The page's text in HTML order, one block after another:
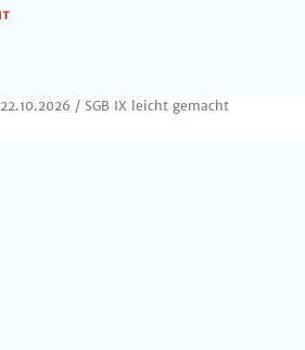
22.10.2026 / SGB IX leicht gemacht